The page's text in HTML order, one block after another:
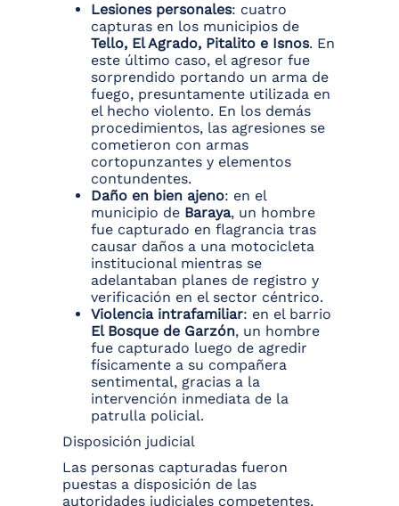
Lesiones personales: cuatro
capturas en los municipios de
Tello, El Agrado, Pitalito e Isnos. En
este último caso, el agresor fue
sorprendido portando un arma de
fuego, presuntamente utilizada en
el hecho violento. En los demás
procedimientos, las agresiones se
cometieron con armas
cortopunzantes y elementos
contundentes.
Daño en bien ajeno: en el
municipio de Baraya, un hombre
fue capturado en flagrancia tras
causar daños a una motocicleta
institucional mientras se
adelantaban planes de registro y
verificación en el sector céntrico.
Violencia intrafamiliar: en el barrio
El Bosque de Garzón, un hombre
fue capturado luego de agredir
físicamente a su compañera
sentimental, gracias a la
intervención inmediata de la
patrulla policial.
Disposición judicial
Las personas capturadas fueron
puestas a disposición de las
autoridades judiciales competentes,